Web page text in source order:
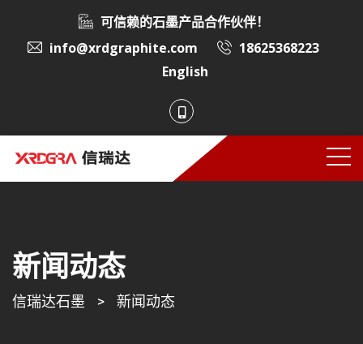
可信赖的石墨产品合作伙伴！
info@xrdgraphite.com
18625368223
English
新闻动态
信瑞达石墨 > 新闻动态